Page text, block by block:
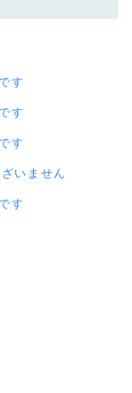
す
す
す
いません
す